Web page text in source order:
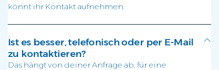
könnt ihr Kontakt aufnehmen.
Ist es besser, telefonisch oder per E-Mail
zu kontaktieren?
Das hängt von deiner Anfrage ab; für eine